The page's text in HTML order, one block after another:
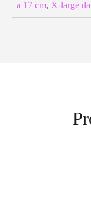
a 17 cm, X-large